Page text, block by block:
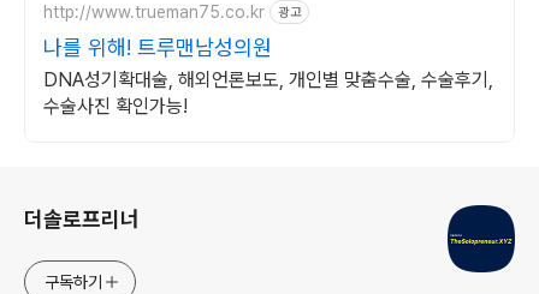
http://www.trueman75.co.kr 광고
나를 위해! 트루맨남성의원
DNA성기확대술, 해외언론보도, 개인별 맞춤수술, 수술후기,
수술사진 확인가능!
더솔로프리너
구독하기